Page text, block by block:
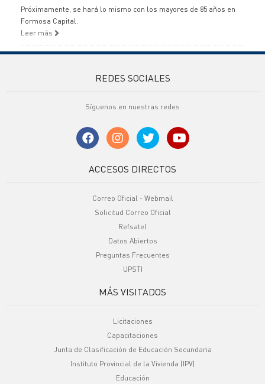
Próximamente, se hará lo mismo con los mayores de 85 años en
Formosa Capital.
Leer más
REDES SOCIALES
Síguenos en nuestras redes
ACCESOS DIRECTOS
Correo Oficial - Webmail
Solicitud Correo Oficial
Refsatel
Datos Abiertos
Preguntas Frecuentes
UPSTI
MÁS VISITADOS
Licitaciones
Capacitaciones
Junta de Clasificación de Educación Secundaria
Instituto Provincial de la Vivienda (IPV)
Educación